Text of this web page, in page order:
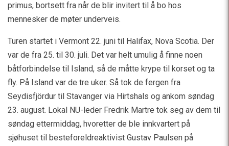
primus, bortsett fra når de blir invitert til å bo hos
mennesker de møter underveis.
Turen startet i Vermont 22. juni til Halifax, Nova Scotia. Der
var de fra 25. til 30. juli. Det var helt umulig å finne noen
båtforbindelse til Island, så de måtte krype til korset og ta
fly. På Island var de tre uker. Så tok de fergen fra
Seydisfjördur til Stavanger via Hirtshals og ankom søndag
23. august. Lokal NU-leder Fredrik Martre tok seg av dem til
søndag ettermiddag, hvoretter de ble innkvartert på
sjøhuset til besteforeldreaktivist Gustav Paulsen på